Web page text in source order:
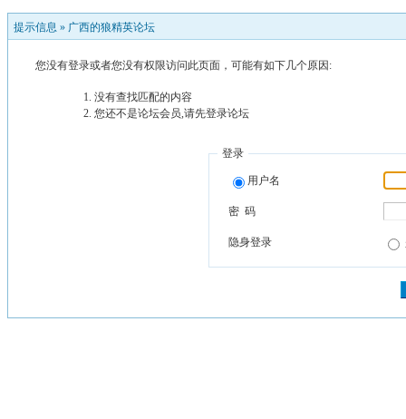
提示信息 » 广西的狼精英论坛
您没有登录或者您没有权限访问此页面，可能有如下几个原因:
没有查找匹配的内容
您还不是论坛会员,请先登录论坛
登录
用户名
密 码
隐身登录